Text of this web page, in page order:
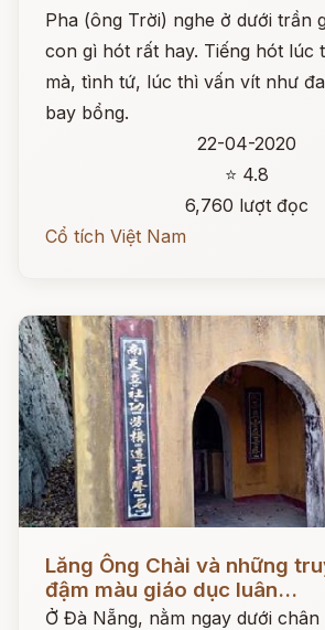
Pha (ông Trời) nghe ở dưới trần
con gì hót rất hay. Tiếng hót lúc
mà, tình tứ, lúc thì vấn vít như
bay bổng.
22-04-2020
⭐ 4.8
6,760 lượt đọc
Cổ tích Việt Nam
Lăng Ông Chài và những
đậm màu giáo dục luân...
Ở Đà Nẵng, nằm ngay dưới